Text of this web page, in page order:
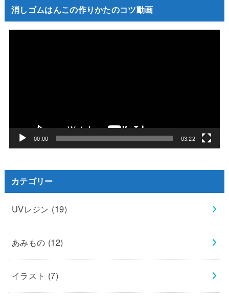
消しゴムはんこの作りかたのコツ動画
00:00 03:22
カテゴリー
UVレジン (19)
あみもの (12)
イラスト (7)